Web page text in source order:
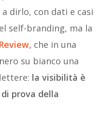
dirlo, con dati e casi
self-branding, ma la
che in una
su bianco una
la visibilità è
prova della